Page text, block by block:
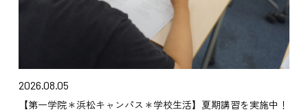
2026.08.05
【第一学院＊浜松キャンパス＊学校生活】夏期講習を実施中！